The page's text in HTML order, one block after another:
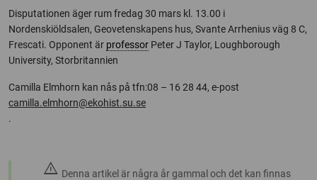
Disputationen äger rum fredag 30 mars kl. 13.00 i
Nordenskiöldsalen, Geovetenskapens hus, Svante Arrhenius väg 8 C,
Frescati. Opponent är professor Peter J Taylor, Loughborough
University, Storbritannien
Camilla Elmhorn kan nås på tfn:08 – 16 28 44, e-post
camilla.elmhorn@ekohist.su.se
.
warning Denna artikel är några år gammal och det kan finnas